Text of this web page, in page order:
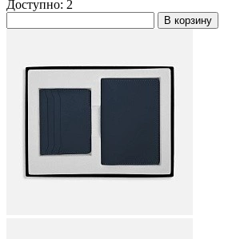
Доступно: 2
В корзину